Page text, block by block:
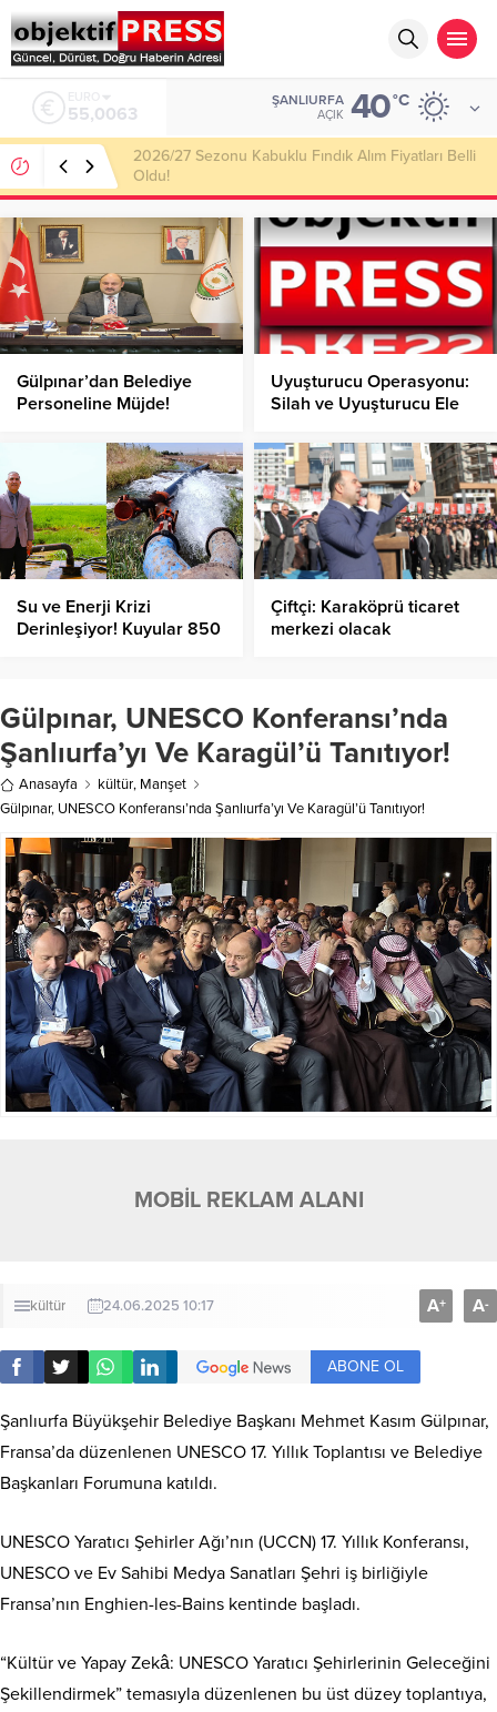
6.543,59
ŞANLIURFA
AÇIK 40°C
Haliliye Belediyesi Her Gün 4 Bin 898 Kişiye Sıcak
Yemek Ulaştırıyor!
Gülpınar’dan Belediye
Personeline Müjde!
Uyuşturucu Operasyonu:
Silah ve Uyuşturucu Ele
Su ve Enerji Krizi
Derinleşiyor! Kuyular 850
Çiftçi: Karaköprü ticaret
merkezi olacak
Gülpınar, UNESCO Konferansı’nda
Şanlıurfa’yı Ve Karagül’ü Tanıtıyor!
Anasayfa kültür, Manşet
Gülpınar, UNESCO Konferansı’nda Şanlıurfa’yı Ve Karagül’ü Tanıtıyor!
MOBİL REKLAM ALANI
kültür 24.06.2025 10:17 A+ A-
ABONE OL
Şanlıurfa Büyükşehir Belediye Başkanı Mehmet Kasım Gülpınar,
Fransa’da düzenlenen UNESCO 17. Yıllık Toplantısı ve Belediye
Başkanları Forumuna katıldı.
UNESCO Yaratıcı Şehirler Ağı’nın (UCCN) 17. Yıllık Konferansı,
UNESCO ve Ev Sahibi Medya Sanatları Şehri iş birliğiyle
Fransa’nın Enghien-les-Bains kentinde başladı.
“Kültür ve Yapay Zekâ: UNESCO Yaratıcı Şehirlerinin Geleceğini
Şekillendirmek” temasıyla düzenlenen bu üst düzey toplantıya,